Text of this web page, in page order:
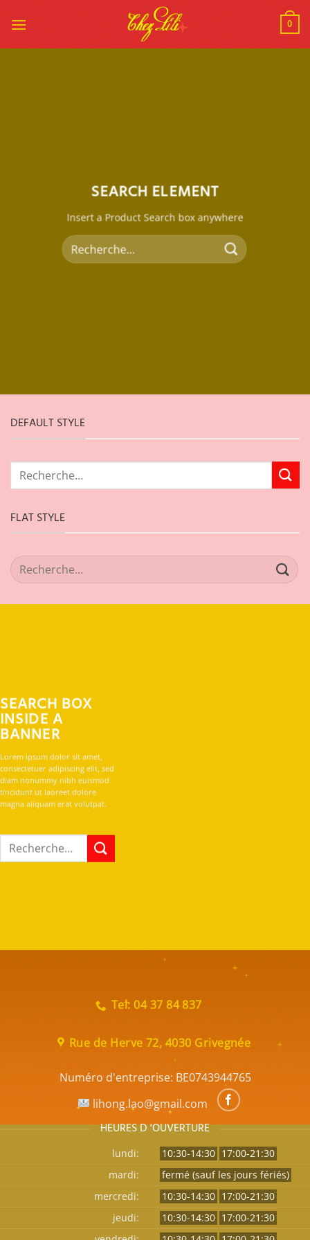
au
0
SEARCH ELEMENT
Insert a Product Search box anywhere
Recherche
pour :
DEFAULT STYLE
Recherche
FLAT STYLE
Recherche
pour :
SEARCH BOX
INSIDE A
BANNER
Lorem ipsum dolor sit amet,
consectetuer adipiscing elit, sed
diam nonummy nibh euismod
tincidunt ut laoreet dolore
magna aliquam erat volutpat.
Recherche
Tel: 04 37 84 837
Rue de Herve 72, 4030 Grivegnée
Numéro d'entreprise: BE0743944765
lihong.lao@gmail.com
HEURES D 'OUVERTURE
lundi: 10:30-14:30 17:00-21:30
mardi:
fermé (sauf les jours fériés)
mercredi:
10:30-14:30 17:00-21:30
jeudi:
10:30-14:30 17:00-21:30